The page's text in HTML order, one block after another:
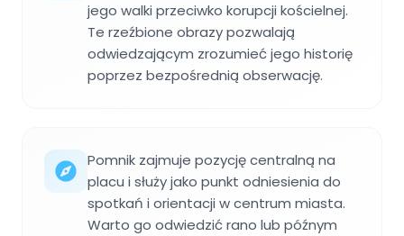
jego walki przeciwko korupcji kościelnej.
Te rzeźbione obrazy pozwalają
odwiedzającym zrozumieć jego historię
poprzez bezpośrednią obserwację.
Pomnik zajmuje pozycję centralną na
placu i służy jako punkt odniesienia do
spotkań i orientacji w centrum miasta.
Warto go odwiedzić rano lub późnym